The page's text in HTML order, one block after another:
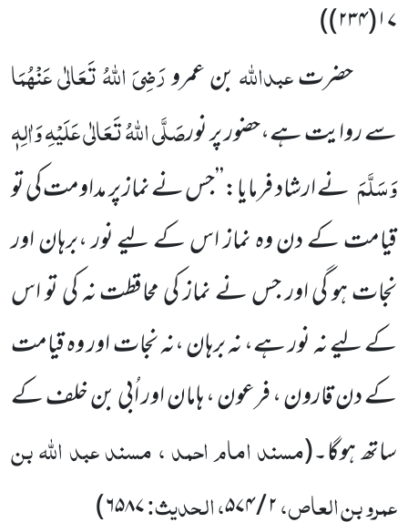
۱۷(۲۳۴))
حضرتعبداللہبن عمرورَضِیَ اللہُ تَعَالٰی عَنْہُمَا
سے روایت ہے،حضور پر نورصَلَّی اللہُ تَعَالٰی عَلَیْہِ وَاٰلِہٖ
وَسَلَّمَنے ارشاد فرمایا:’’جس نے نماز پر مداومت کی تو
قیامت کے دن وہ نماز اس کے لیے نور ،برہان اور
نجات ہو گی اور جس نے نماز کی محافظت نہ کی تو اس
کے لیے نہ نور ہے، نہ برہان ،نہ نجات اور وہ قیامت
کے دن قارون ، فرعون ، ہامان اور اُبی بن خلف کے
ساتھ ہوگا۔(مسند امام احمد ، مسند عبد اللہ بن
عمرو بن العاص،۲ / ۵۷۴ ، الحدیث:۶۵۸۷)